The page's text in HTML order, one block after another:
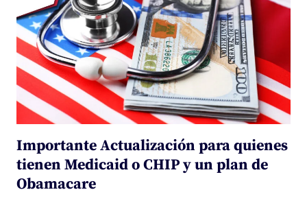
Importante Actualización para quienes
tienen Medicaid o CHIP y un plan de
Obamacare